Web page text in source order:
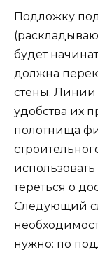
Подложку
будет
должна
стены. Линии
удобства их
полотнища
тереться о
Следующий
нужно: по